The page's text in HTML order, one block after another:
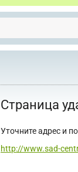
Страница
Уточните адрес и
http://www.sad-